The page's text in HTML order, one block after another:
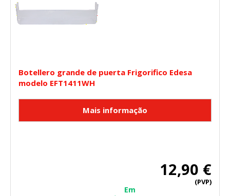
Botellero grande de puerta Frigorifico Edesa
modelo EFT1411WH
12,90 €
(PVP)
Em